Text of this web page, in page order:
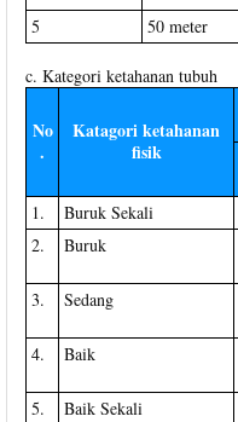
5
50 meter
c. Kategori ketahanan tubuh
No
.
Katagori ketahanan
fisik
1. Buruk Sekali
2.
Buruk
3. Sedang
4.
Baik
5.
Baik Sekali